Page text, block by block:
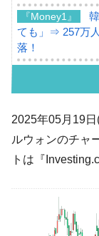
『Money1』
ても」⇒ 257万
落！
体だけで410億
や、若者に起
『Money1』
ル。外平債の発
『Money1』
2025年05月19
ルウォンのチャ
トは『